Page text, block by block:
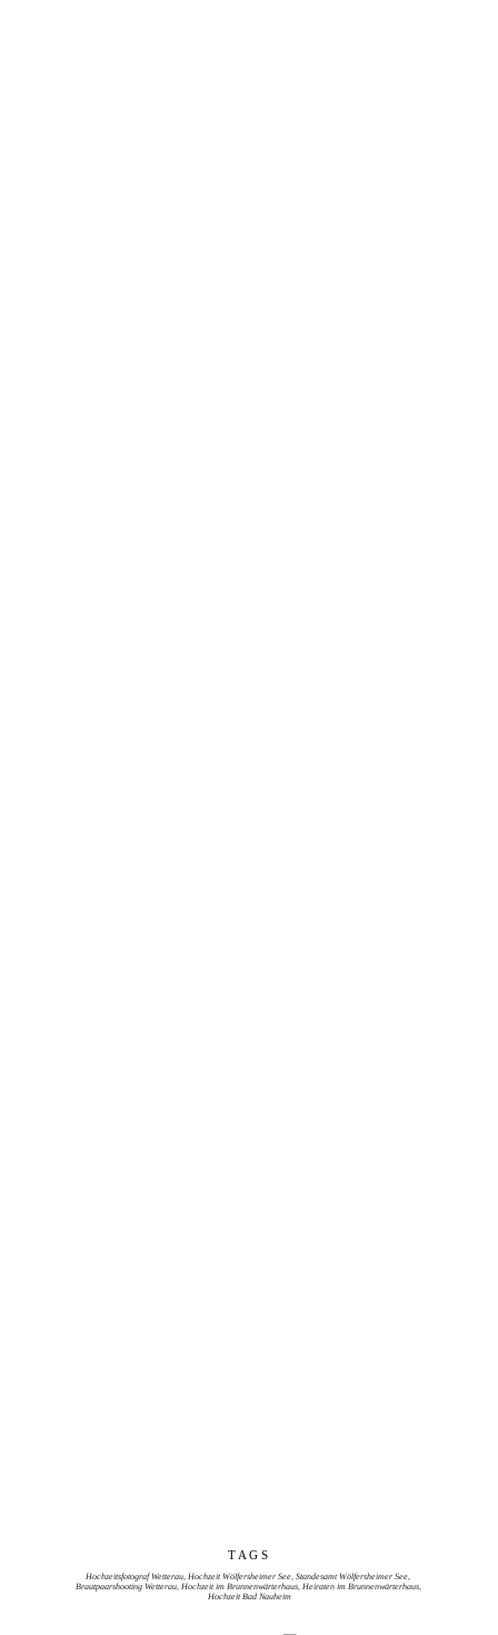
T A G S
Hochzeitsfotograf Wetterau, Hochzeit Wölfersheimer See, Standesamt Wölfersheimer See,
Brautpaarshooting Wetterau, Hochzeit im Brunnenwärterhaus, Heiraten im Brunnenwärterhaus,
Hochzeit Bad Nauheim